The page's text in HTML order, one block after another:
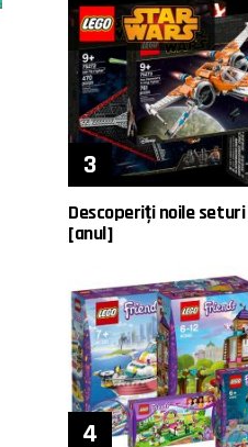
Descoperiți noile
[anul]